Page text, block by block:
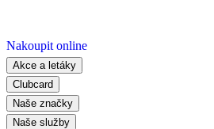
Nakoupit online
Akce a letáky
Clubcard
Naše značky
Naše služby